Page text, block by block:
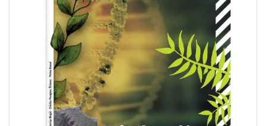
UDŽBENIKE!
POSEBNA
PONUDA